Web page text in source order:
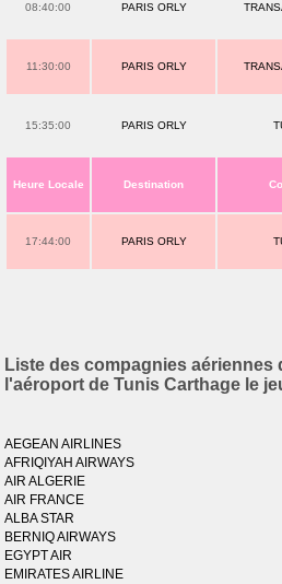
08:40:00 PARIS ORLY
11:30:00 PARIS ORLY
15:35:00 PARIS ORLY
Heure Locale Destination
17:44:00 PARIS ORLY
Liste des compagnies aériennes
l'aéroport de Tunis Carthage le
AEGEAN AIRLINES
AFRIQIYAH AIRWAYS
AIR ALGERIE
AIR FRANCE
ALBA STAR
BERNIQ AIRWAYS
EGYPT AIR
EMIRATES AIRLINE